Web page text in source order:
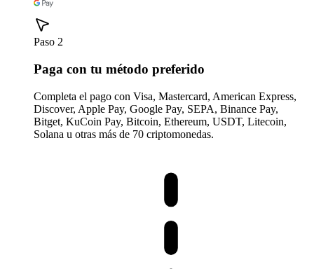
Paso 2
Paga con tu método preferido
Completa el pago con Visa, Mastercard, American Express,
Discover, Apple Pay, Google Pay, SEPA, Binance Pay,
Bitget, KuCoin Pay, Bitcoin, Ethereum, USDT, Litecoin,
Solana u otras más de 70 criptomonedas.